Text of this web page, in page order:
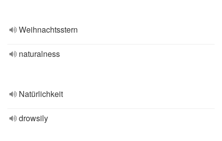
Weihnachtsstern
naturalness
Natürlichkeit
drowsily